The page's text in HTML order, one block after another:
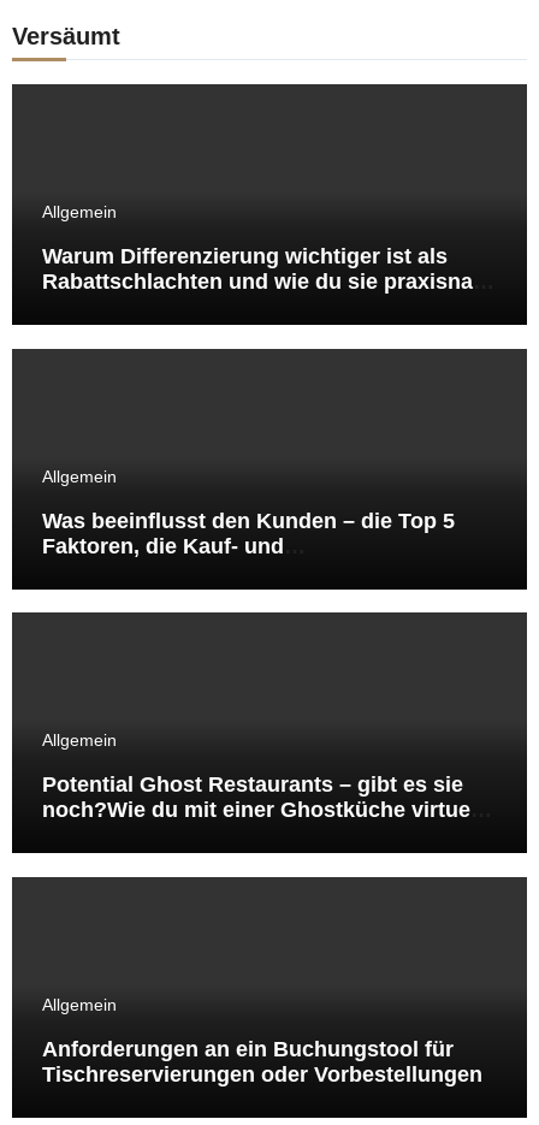
Versäumt
Allgemein
Warum Differenzierung wichtiger ist als
Rabattschlachten und wie du sie praxisnah
Allgemein
Was beeinflusst den Kunden – die Top 5
Faktoren, die Kauf‑ und
Allgemein
Potential Ghost Restaurants – gibt es sie
noch?Wie du mit einer Ghostküche virtuelle
daraus ein skalierbares Gastro‑Konzept
Allgemein
Anforderungen an ein Buchungstool für
Tisch­reservierungen oder Vor­bestellungen